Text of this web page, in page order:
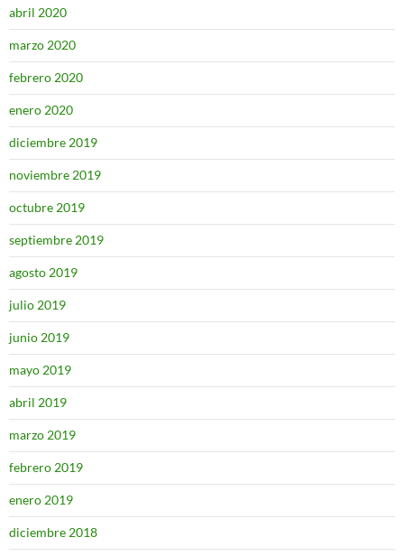
abril 2020
marzo 2020
febrero 2020
enero 2020
diciembre 2019
noviembre 2019
octubre 2019
septiembre 2019
agosto 2019
julio 2019
junio 2019
mayo 2019
abril 2019
marzo 2019
febrero 2019
enero 2019
diciembre 2018